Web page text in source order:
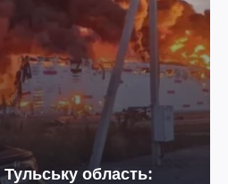
область: